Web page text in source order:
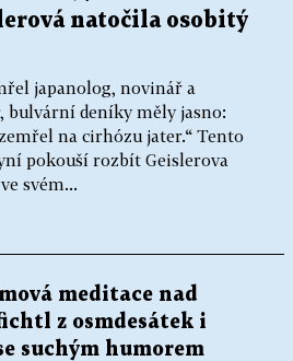
natočila osobitý
japanolog, novinář a
bulvární deníky měly jasno:
na cirhózu jater.“ Tento
pokouší rozbít Geislerova
svém...
meditace nad
z osmdesátek i
suchým humorem